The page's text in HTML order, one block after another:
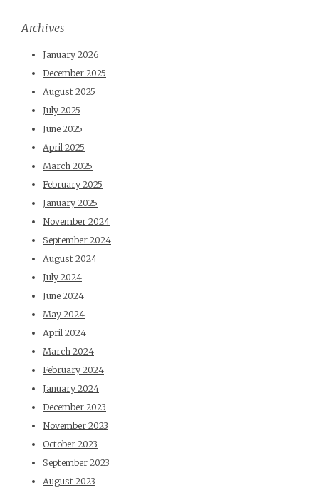
Archives
January 2026
December 2025
August 2025
July 2025
June 2025
April 2025
March 2025
February 2025
January 2025
November 2024
September 2024
August 2024
July 2024
June 2024
May 2024
April 2024
March 2024
February 2024
January 2024
December 2023
November 2023
October 2023
September 2023
August 2023